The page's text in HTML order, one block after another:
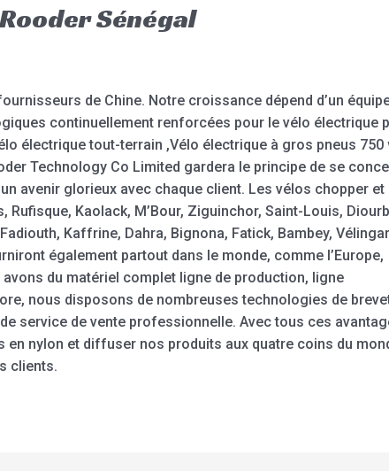
Sénégal
de Chine. Notre croissance dépend d’un
continuellement renforcées pour le vélo électrique
électrique tout-terrain ,Vélo électrique à gros pneus 750
Technology Co Limited gardera le principe de se
avenir glorieux avec chaque client. Les vélos chopper et
Kaolack, M’Bour, Ziguinchor, Saint-Louis,
Kaffrine, Dahra, Bignona, Fatick, Bambey,
également partout dans le monde, comme l’Europe,
avons du matériel complet ligne de production, ligne
nous disposons de nombreuses technologies de
service de vente professionnelle. Avec tous ces
nylon et diffuser nos produits aux quatre coins du
clients.